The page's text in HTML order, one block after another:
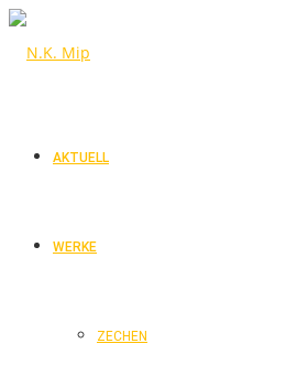
AKTUELL
WERKE
ZECHEN